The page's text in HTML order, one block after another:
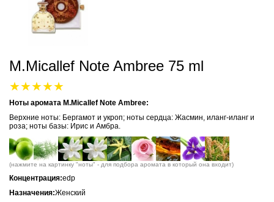
M.Micallef Note Ambree 75 ml
Ноты аромата M.Micallef Note Ambree:
Верхние ноты: Бергамот и укроп; ноты сердца: Жасмин, иланг-иланг и
роза; ноты базы: Ирис и Амбра.
(нажмите на картинку "ноты" - для подбора аромата в который она входит)
Концентрация:edp
Назначения:Женский